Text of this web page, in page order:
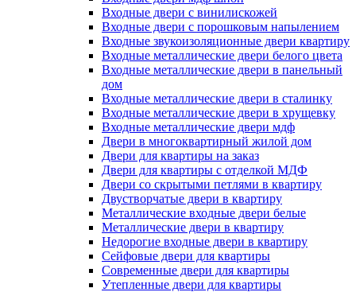
Входные двери с винилискожей
Входные двери с порошковым напылением
Входные звукоизоляционные двери квартиру
Входные металлические двери белого цвета
Входные металлические двери в панельный
дом
Входные металлические двери в сталинку
Входные металлические двери в хрущевку
Входные металлические двери мдф
Двери в многоквартирный жилой дом
Двери для квартиры на заказ
Двери для квартиры с отделкой МДФ
Двери со скрытыми петлями в квартиру
Двустворчатые двери в квартиру
Металлические входные двери белые
Металлические двери в квартиру
Недорогие входные двери в квартиру
Сейфовые двери для квартиры
Современные двери для квартиры
Утепленные двери для квартиры